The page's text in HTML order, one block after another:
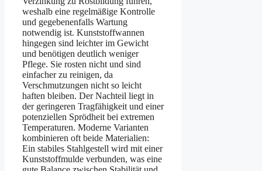
weshalb eine regelmäßige Kontrolle
und gegebenenfalls Wartung
notwendig ist. Kunststoffwannen
hingegen sind leichter im Gewicht
und benötigen deutlich weniger
Pflege. Sie rosten nicht und sind
einfacher zu reinigen, da
Verschmutzungen nicht so leicht
haften bleiben. Der Nachteil liegt in
der geringeren Tragfähigkeit und einer
potenziellen Sprödheit bei extremen
Temperaturen. Moderne Varianten
kombinieren oft beide Materialien:
Ein stabiles Stahlgestell wird mit einer
Kunststoffmulde verbunden, was eine